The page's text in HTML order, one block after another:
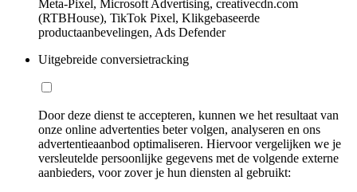
Meta-Pixel, Microsoft Advertising, creativecdn.com
(RTBHouse), TikTok Pixel, Klikgebaseerde
productaanbevelingen, Ads Defender
Uitgebreide conversietracking
Door deze dienst te accepteren, kunnen we het resultaat van
onze online advertenties beter volgen, analyseren en ons
advertentieaanbod optimaliseren. Hiervoor vergelijken we je
versleutelde persoonlijke gegevens met de volgende externe
aanbieders, voor zover je hun diensten al gebruikt: